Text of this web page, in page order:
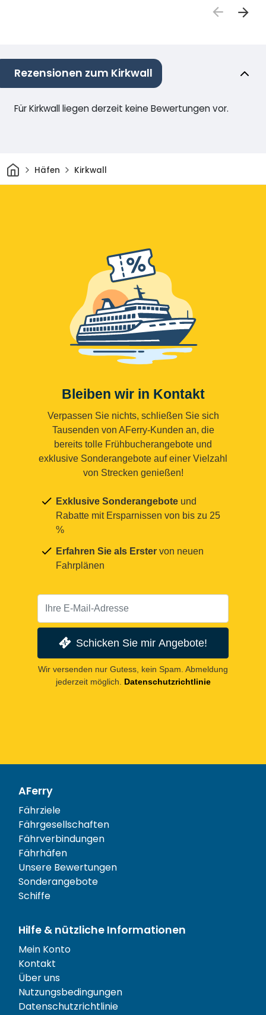
Rezensionen zum Kirkwall
Für Kirkwall liegen derzeit keine Bewertungen vor.
HeimHäfen Kirkwall
Bleiben wir in Kontakt
Verpassen Sie nichts, schließen Sie sich
Tausenden von AFerry-Kunden an, die
bereits tolle Frühbucherangebote und
exklusive Sonderangebote auf einer Vielzahl
von Strecken genießen!
Exklusive Sonderangebote und
Rabatte mit Ersparnissen von bis zu 25
%
Erfahren Sie als Erster von neuen
Fahrplänen
Schicken Sie mir Angebote!
Wir versenden nur Gutess, kein Spam. Abmeldung
jederzeit möglich.
Datenschutzrichtlinie
AFerry
Fährziele
Fährgesellschaften
Fährverbindungen
Fährhäfen
Unsere Bewertungen
Sonderangebote
Schiffe
Hilfe & nützliche Informationen
Mein Konto
Kontakt
Über uns
Nutzungsbedingungen
Datenschutzrichtlinie